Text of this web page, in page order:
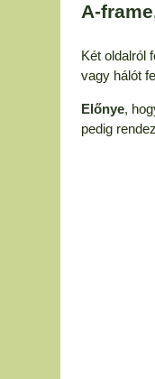
A-
Két oldalról
vagy hálót
Előnye,
pedig